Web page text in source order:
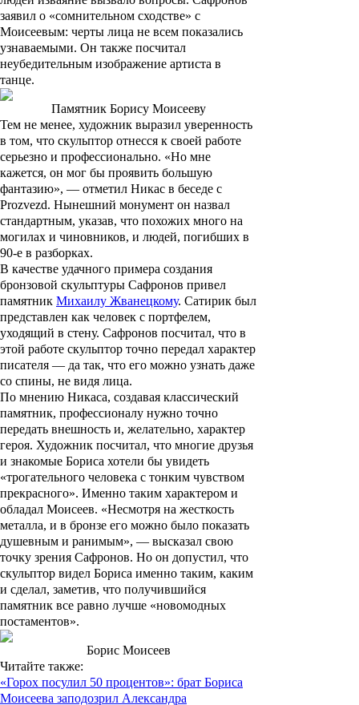
заявил о «сомнительном сходстве» с
Моисеевым: черты лица не всем показались
узнаваемыми. Он также посчитал
неубедительным изображение артиста в
танце.
Памятник Борису Моисееву
Тем не менее, художник выразил уверенность
в том, что скульптор отнесся к своей работе
серьезно и профессионально. «Но мне
кажется, он мог бы проявить большую
фантазию», — отметил Никас в беседе с
Prozvezd. Нынешний монумент он назвал
стандартным, указав, что похожих много на
могилах и чиновников, и людей, погибших в
90-е в разборках.
В качестве удачного примера создания
бронзовой скульптуры Сафронов привел
памятник Михаилу Жванецкому. Сатирик был
представлен как человек с портфелем,
уходящий в стену. Сафронов посчитал, что в
этой работе скульптор точно передал характер
писателя — да так, что его можно узнать даже
со спины, не видя лица.
По мнению Никаса, создавая классический
памятник, профессионалу нужно точно
передать внешность и, желательно, характер
героя. Художник посчитал, что многие друзья
и знакомые Бориса хотели бы увидеть
«трогательного человека с тонким чувством
прекрасного». Именно таким характером и
обладал Моисеев. «Несмотря на жесткость
металла, и в бронзе его можно было показать
душевным и ранимым», — высказал свою
точку зрения Сафронов. Но он допустил, что
скульптор видел Бориса именно таким, каким
и сделал, заметив, что получившийся
памятник все равно лучше «новомодных
постаментов».
Борис Моисеев
Читайте также:
«Горох посулил 50 процентов»: брат Бориса
Моисеева заподозрил Александра